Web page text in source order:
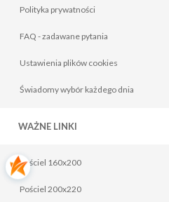
Polityka prywatności
FAQ - zadawane pytania
Ustawienia plików cookies
Świadomy wybór każdego dnia
WAŻNE LINKI
Pościel 160x200
Pościel 200x220